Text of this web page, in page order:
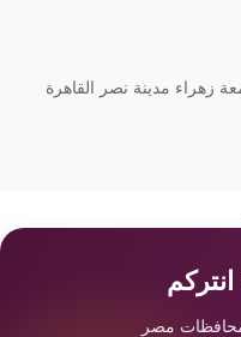
زهراء مدينة نصر القاهرة
مصر